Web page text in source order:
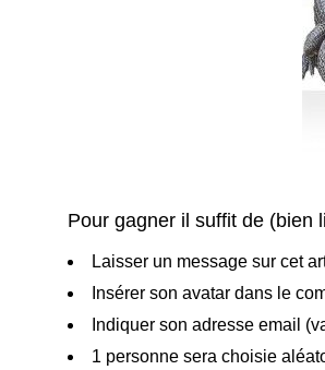
Pour gagner il suffit de (bien
Laisser un message sur cet
Insérer son avatar dans le
Indiquer son adresse email
1 personne sera choisie